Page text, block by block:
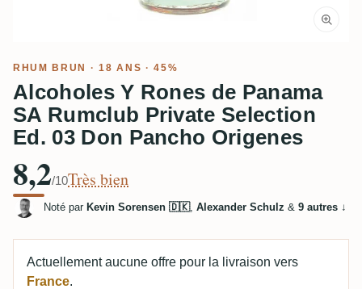
RHUM BRUN · 18 ANS · 45%
Alcoholes Y Rones de Panama
SA Rumclub Private Selection
Ed. 03 Don Pancho Origenes
8,2/10Très bien
Noté par Kevin Sorensen 🇩🇰, Alexander Schulz & 9 autres ↓
Actuellement aucune offre pour la livraison vers
France.